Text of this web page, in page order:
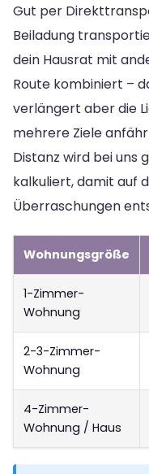
Gut per
Beiladung
dein Hausrat mit
Route kombiniert –
verlängert aber die
mehrere Ziele
Distanz wird bei uns
kalkuliert, damit auf
Überraschungen
Wohnungsgröße
1-Zimmer-
Wohnung
2-3-Zimmer-
Wohnung
4-Zimmer-
Wohnung / Haus